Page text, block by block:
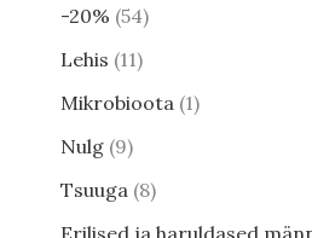
-20% 54
Lehis 11
Mikrobioota 1
Nulg 9
Tsuuga 8
Erilised ja haruldased